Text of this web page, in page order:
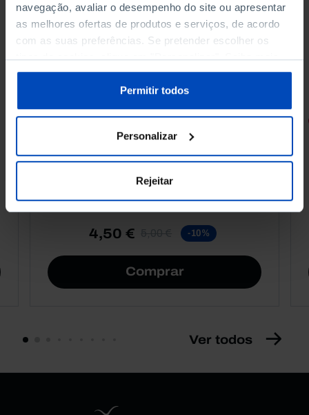
navegação, avaliar o desempenho do site ou apresentar
as melhores ofertas de produtos e serviços, de acordo
com as suas preferências. Se pretender escolher os
tipos de cookies, clique em "Personalizar". Saiba mais
sobre cookies através da gestão de preferências ou da
Política de Cookies.
Permitir todos
Personalizar
Rejeitar
RETRATOS
Promessas do Futebol
4,50 € -10%
Comprar
Ver todos